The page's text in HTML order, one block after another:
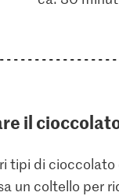
il
tipi di cioccolato
un coltello per